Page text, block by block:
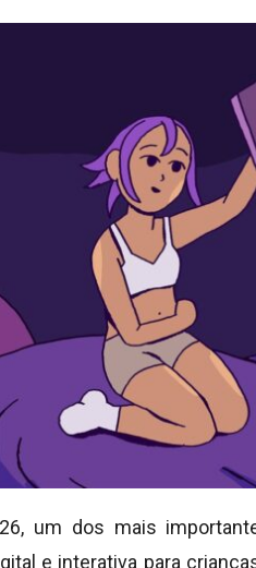
um dos mais
e interativa para